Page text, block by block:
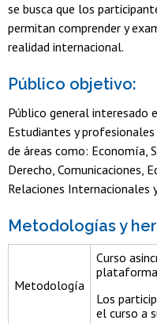
se busca que los
permitan comprender y
realidad internacional.
Público objetivo:
Público general interesado
Estudiantes y
de áreas como: Economía,
Derecho, Comunicaciones,
Relaciones Internacionales
Metodologías y
Metodología
Curso
plataforma
Los
el curso a